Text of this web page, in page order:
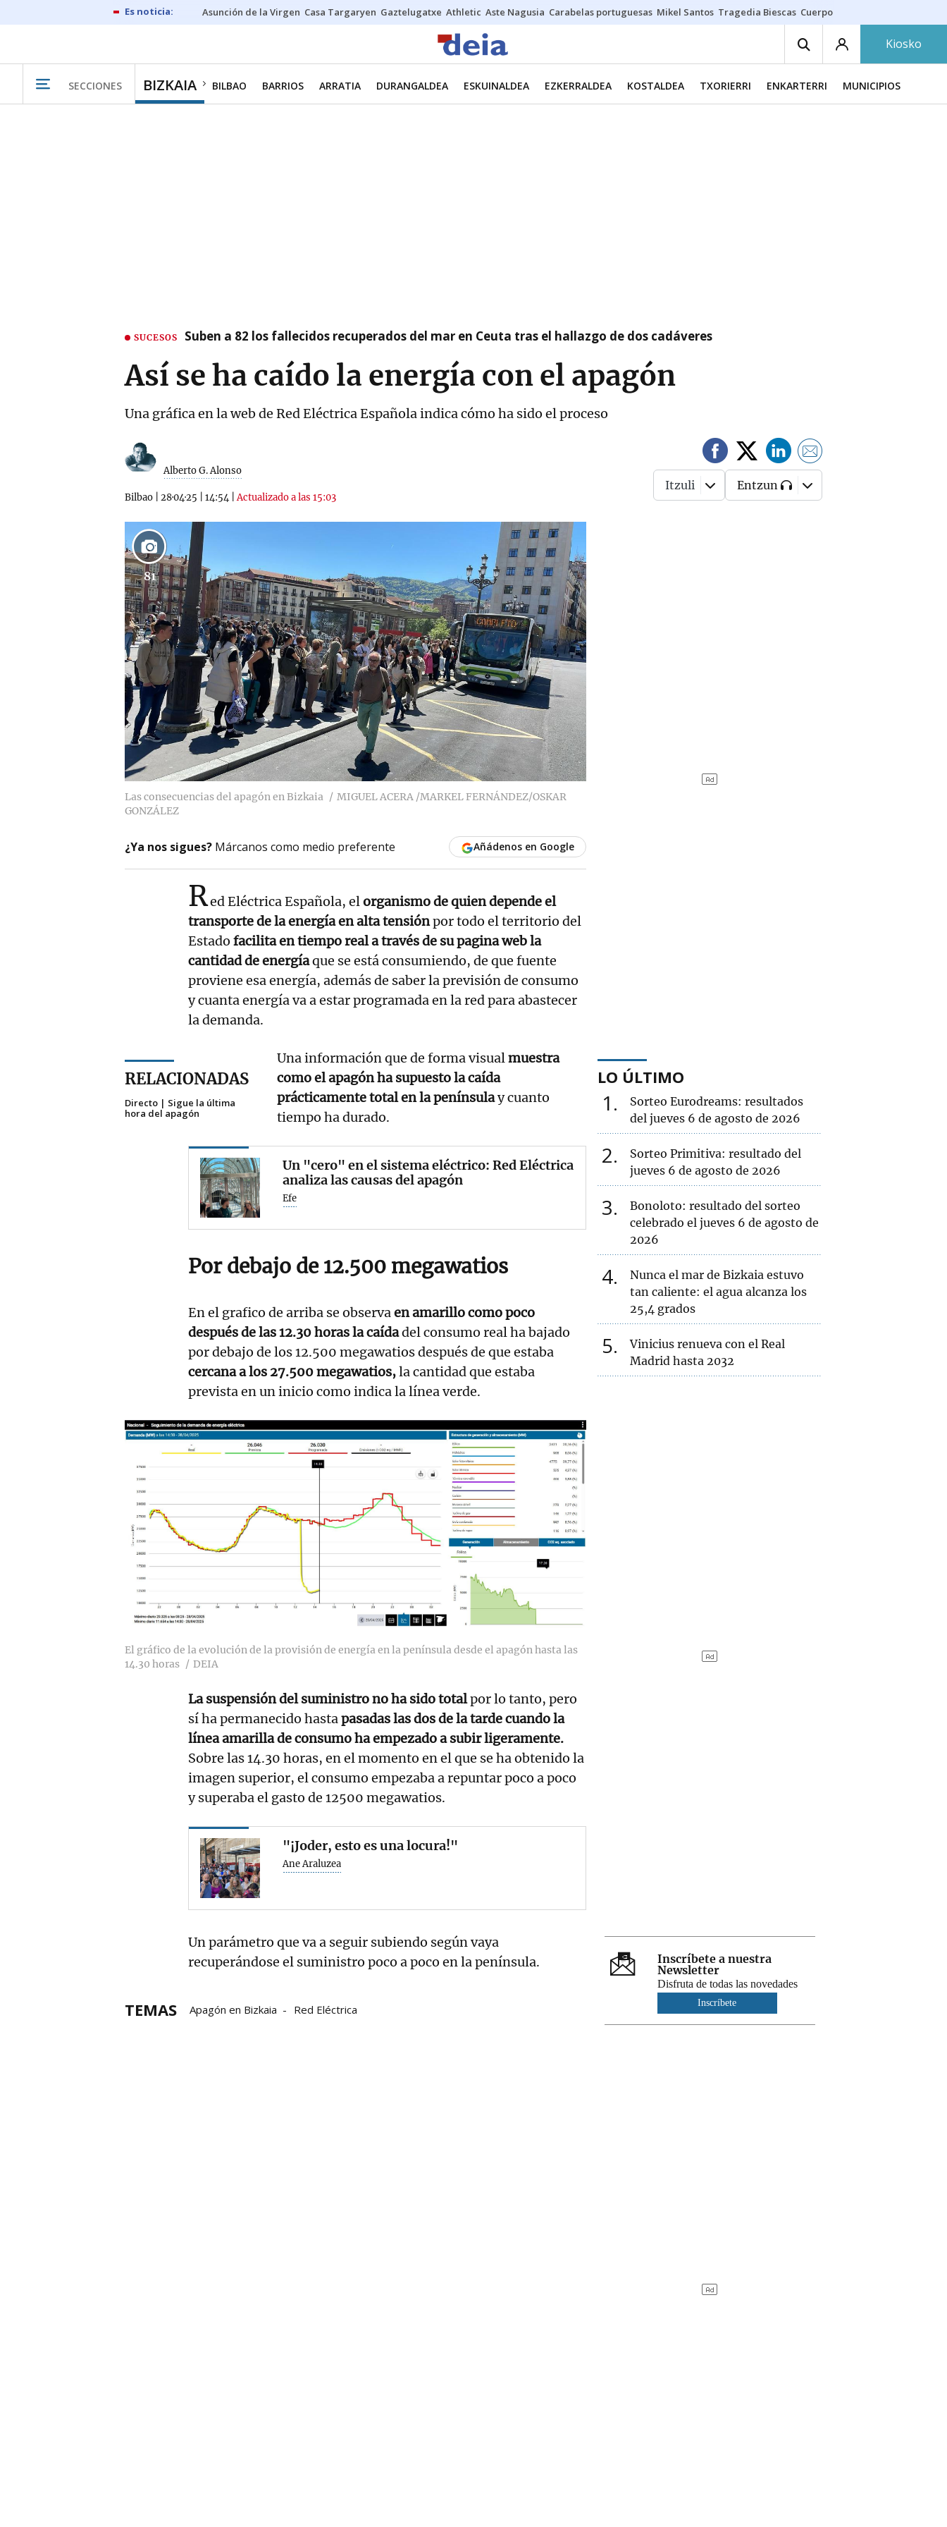
Asunción de la Virgen Casa Targaryen Gaztelugatxe Athletic Aste Nagusia Carabelas portuguesas Mikel Santos Tragedia Biescas Cuerpo ría
Kiosko
SECCIONES BIZKAIA BILBAO BARRIOS ARRATIA DURANGALDEA ESKUINALDEA EZKERRALDEA KOSTALDEA TXORIERRI ENKARTERRI MUNICIPIOS
SUCESOS Suben a 82 los fallecidos recuperados del mar en Ceuta tras el hallazgo de dos cadáveres
Así se ha caído la energía con el apagón
Una gráfica en la web de Red Eléctrica Española indica cómo ha sido el proceso
Alberto G. Alonso
Bilbao 28·04·25 14:54 |Actualizado a las 15:03
Itzuli Entzun
81
Las consecuencias del apagón en Bizkaia
MIGUEL ACERA /MARKEL FERNÁNDEZ/OSKAR
GONZÁLEZ
¿Ya nos sigues? Márcanos como medio preferente Añádenos en Google
Red Eléctrica Española, elorganismo de quien depende el
transporte de la energía en alta tensiónpor todo el territorio del
Estado facilita en tiempo real a través de su pagina web la
cantidad de energíaque se está consumiendo, de que fuente
proviene esa energía, además de saber la previsión de consumo
y cuanta energía va a estar programada en la red para abastecer
la demanda.
RELACIONADAS
Directo | Sigue la última
hora del apagón
Una información que de forma visualmuestra
como el apagón ha supuesto la caída
prácticamente total en la penínsulay cuanto
tiempo ha durado.
Un "cero" en el sistema eléctrico: Red Eléctrica
analiza las causas del apagón
Efe
Por debajo de 12.500 megawatios
En el grafico de arriba se observaen amarillo como poco
después de las 12.30 horas la caídadel consumo real ha bajado
por debajo de los 12.500 megawatios después de que estaba
cercana a los 27.500 megawatios,la cantidad que estaba
prevista en un inicio como indica la línea verde.
El gráfico de la evolución de la provisión de energía en la península desde el apagón hasta las
14.30 horas
DEIA
La suspensión del suministro no ha sido totalpor lo tanto, pero
sí ha permanecido hasta pasadas las dos de la tarde cuando la
línea amarilla de consumo ha empezado a subir ligeramente.
Sobre las 14.30 horas, en el momento en el que se ha obtenido la
imagen superior, el consumo empezaba a repuntar poco a poco
y superaba el gasto de 12500 megawatios.
"¡Joder, esto es una locura!"
Ane Araluzea
Un parámetro que va a seguir subiendo según vaya
recuperándose el suministro poco a poco en la península.
TEMAS Apagón en Bizkaia Red Eléctrica
LO ÚLTIMO
1
Sorteo Eurodreams: resultados
del jueves 6 de agosto de 2026
2
Sorteo Primitiva: resultado del
jueves 6 de agosto de 2026
3
Bonoloto: resultado del sorteo
celebrado el jueves 6 de agosto de
2026
4
Nunca el mar de Bizkaia estuvo
tan caliente: el agua alcanza los
25,4 grados
5
Vinicius renueva con el Real
Madrid hasta 2032
Inscríbete a nuestra
Newsletter
Disfruta de todas las novedades
Inscríbete